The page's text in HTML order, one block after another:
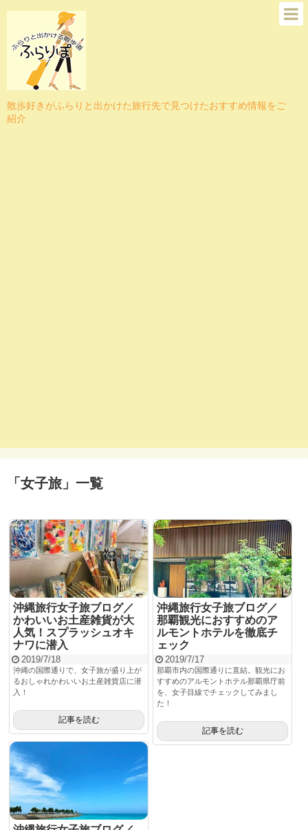
散歩好きがふらりと出かけた旅行先で見つけたおすすめ情報をご
紹介
「 女子旅 」 一覧
沖縄旅行女子旅ブログ／
かわいいお土産雑貨が大
人気！スプラッシュオキ
ナワに潜入
2019/7/18
沖縄の国際通りで、女子旅が盛り上が
るおしゃれかわいいお土産雑貨店に潜
入！
記事を読む
沖縄旅行女子旅ブログ／
那覇観光におすすめのア
ルモントホテルを徹底チ
ェック
2019/7/17
那覇市内の国際通りに直結。観光にお
すすめのアルモントホテル那覇県庁前
を、女子目線でチェックしてみまし
た！
記事を読む